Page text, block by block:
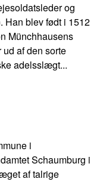
og
Han blev født i 1512
Münchhausens
af den sorte
adelsslægt...
i
Schaumburg i
af talrige